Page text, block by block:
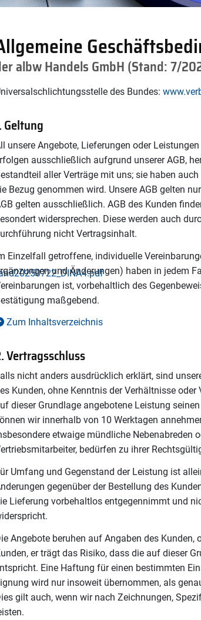
albw Handels GmbH (Stand: 7/
des Bundes:
Geltung
unsere Angebote, Lieferungen oder
ausschließlich aufgrund unserer AGB,
aller Verträge mit uns; sie haben
Bezug genommen wird. Unsere AGB gelten
gelten ausschließlich. AGB des Kunden
widersprechen. Diese werden auch
nicht Vertragsinhalt.
Einzelfall getroffene, individuelle
und Änderungen) haben in jedem
ist, vorbehaltlich des
maßgebend.
Zum Inhaltsverzeichnis
Vertragsschluss
nicht anders ausdrücklich erklärt, sind
Kunden, ohne Kenntnis der Verhältnisse
dieser Grundlage angebotene Leistung
wir innerhalb von 10 Werktagen
etwaige mündliche Nebenabreden
bedürfen zu ihrer
Umfang und Gegenstand der Leistung ist
gegenüber der Bestellung des
Lieferung vorbehaltlos entgegennimmt und
Angebote beruhen auf Angaben des
er trägt das Risiko, dass die auf dieser
Eine Haftung für einen bestimmten
wird nur insoweit übernommen, als
gilt auch, wenn wir nach Zeichnungen,